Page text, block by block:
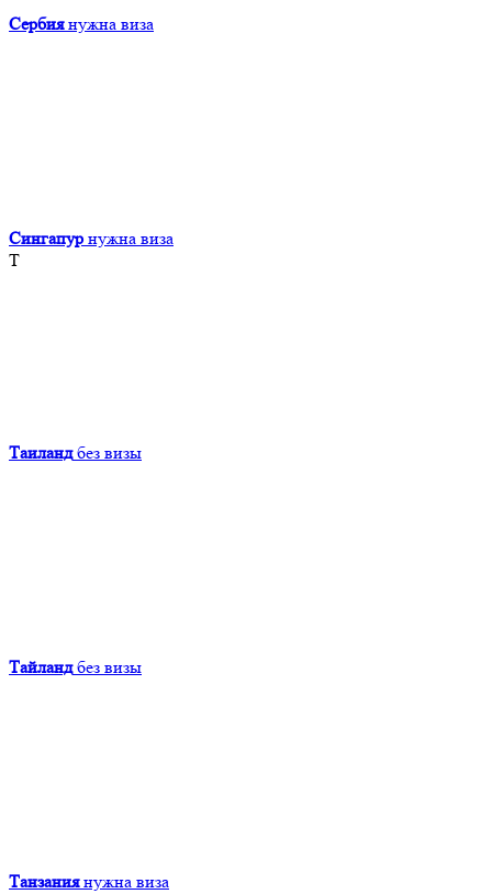
Сербия нужна виза
Сингапур нужна виза
Т
Таиланд без визы
Тайланд без визы
Танзания нужна виза